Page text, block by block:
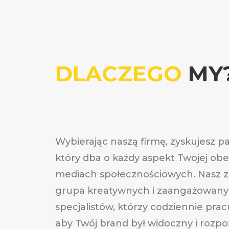
DLACZEGO
Wybierając naszą firmę, zyskujesz
który dba o każdy aspekt Twojej
mediach społecznościowych. Nasz
grupa kreatywnych i
specjalistów, którzy codziennie
aby Twój brand był widoczny i